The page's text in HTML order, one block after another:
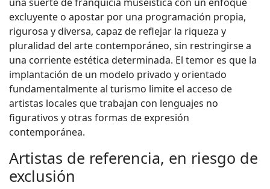
excluyente o apostar por una programación propia,
rigurosa y diversa, capaz de reflejar la riqueza y
pluralidad del arte contemporáneo, sin restringirse a
una corriente estética determinada. El temor es que la
implantación de un modelo privado y orientado
fundamentalmente al turismo limite el acceso de
artistas locales que trabajan con lenguajes no
figurativos y otras formas de expresión
contemporánea.
Artistas de referencia, en riesgo de
exclusión